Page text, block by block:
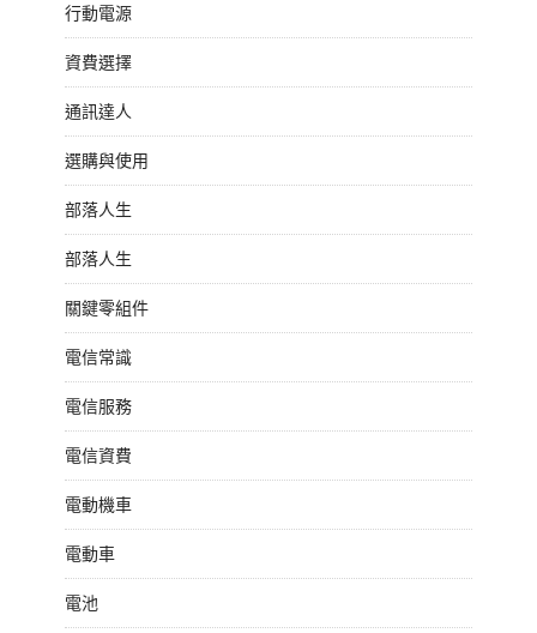
行動電源
資費選擇
通訊達人
選購與使用
部落人生
部落人生
關鍵零組件
電信常識
電信服務
電信資費
電動機車
電動車
電池